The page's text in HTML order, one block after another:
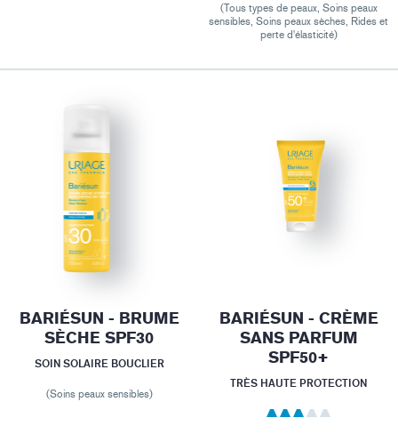
(Tous types de peaux, Soins peaux
sensibles, Soins peaux sèches, Rides et
perte d'élasticité)
BARIÉSUN - BRUME
SÈCHE SPF30
SOIN SOLAIRE BOUCLIER
(Soins peaux sensibles)
BARIÉSUN - CRÈME
SANS PARFUM
SPF50+
TRÈS HAUTE PROTECTION